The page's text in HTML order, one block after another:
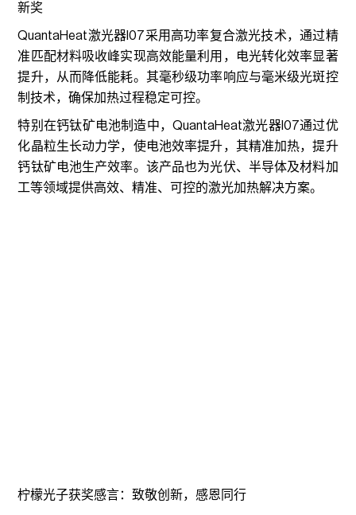
新奖
QuantaHeat激光器I07采用高功率复合激光技术，通过精
准匹配材料吸收峰实现高效能量利用，电光转化效率显著
提升，从而降低能耗。其毫秒级功率响应与毫米级光斑控
制技术，确保加热过程稳定可控。
特别在钙钛矿电池制造中，QuantaHeat激光器I07通过优
化晶粒生长动力学，使电池效率提升，其精准加热，提升
钙钛矿电池生产效率。该产品也为光伏、半导体及材料加
工等领域提供高效、精准、可控的激光加热解决方案。
柠檬光子获奖感言：致敬创新，感恩同行